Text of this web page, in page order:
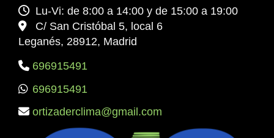
Lu-Vi: de 8:00 a 14:00 y de 15:00 a 19:00
C/ San Cristóbal 5, local 6
Leganés, 28912, Madrid
696915491
696915491
ortizaderclima
gmail.com